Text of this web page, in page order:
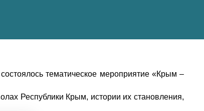
тематическое мероприятие «Крым –
Республики Крым, истории их становления,